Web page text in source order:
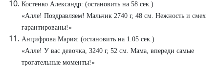
Костенко Александр: (остановить на 58 сек.)
«Алле! Поздравляем! Мальчик 2740 г, 48 см. Нежность и смех
гарантированы!»
Анцифрова Мария: (остановить на 1.05 сек.)
«Алле! У вас девочка, 3240 г, 52 см. Мама, впереди самые
трогательные моменты!»